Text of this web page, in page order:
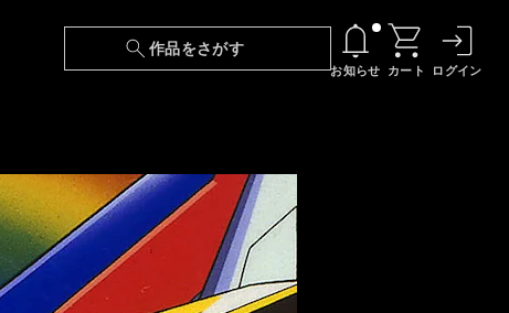
作品をさがす
お知らせ
『最強の王様、二度目の人生は何をする？』第
24話 配信日変更のお知らせ
【障害】映像再生における不具合に関しまして
カート ログイン